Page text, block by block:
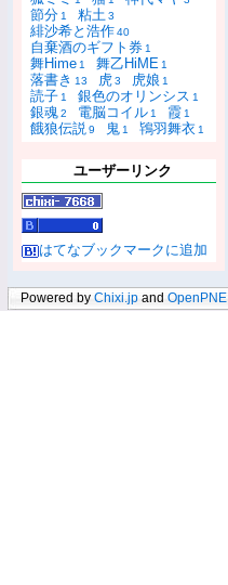
節分 1 粘土3
緋沙希と浩作40
自棄酒のギフト券 1
舞Hime 1 舞乙HiME 1
落書き 13 虎3 虎娘 1
読子 1 銀色のオリンシス 1
銀魂2 電脳コイル 1 霞 1
餓狼伝説9 鬼 1 鴇羽舞衣 1
ユーザーリンク
はてなブックマークに追加
Powered by Chixi.jp and OpenPNE